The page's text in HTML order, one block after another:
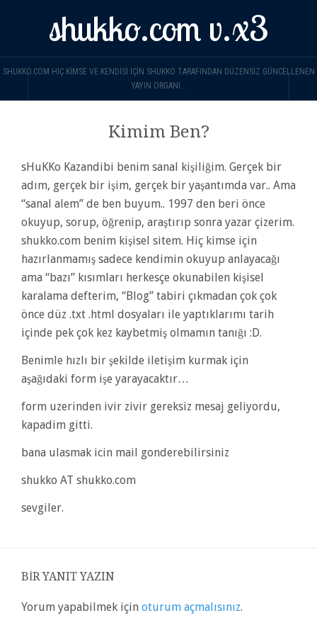
shukko.com v.x3
SHUKKO.COM HIÇ KIMSE VE KENDISI IÇIN SHUKKO TARAFINDAN DÜZENSIZ GÜNCELLENEN
YAYIN ORGANI...
Kimim Ben?
sHuKKo Kazandibi benim sanal kişiliğim. Gerçek bir
adım, gerçek bir işim, gerçek bir yaşantımda var.. Ama
“sanal alem” de ben buyum.. 1997 den beri önce
okuyup, sorup, öğrenip, araştırıp sonra yazar çizerim.
shukko.com benim kişisel sitem. Hiç kimse için
hazırlanmamış sadece kendimin okuyup anlayacağı
ama “bazı” kısımları herkesçe okunabilen kişisel
karalama defterim, “Blog” tabiri çıkmadan çok çok
önce düz .txt .html dosyaları ile yaptıklarımı tarih
içinde pek çok kez kaybetmiş olmamın tanığı :D.
Benimle hızlı bir şekilde iletişim kurmak için
aşağıdaki form işe yarayacaktır…
form uzerinden ivir zivir gereksiz mesaj geliyordu,
kapadim gitti.
bana ulasmak icin mail gonderebilirsiniz
shukko AT shukko.com
sevgiler.
BIR YANIT YAZIN
Yorum yapabilmek için oturum açmalısınız.